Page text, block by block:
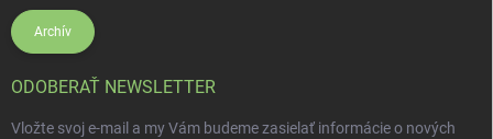
Archív
ODOBERAŤ NEWSLETTER
Vložte svoj e-mail a my Vám budeme zasielať informácie o nových